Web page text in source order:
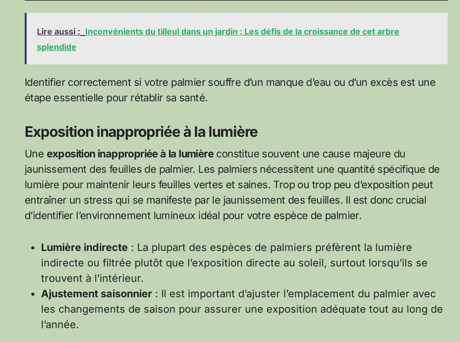
Lire aussi : Inconvénients du tilleul dans un jardin : Les défis de la croissance de cet arbre
splendide
Identifier correctement si votre palmier souffre d’un manque d’eau ou d’un excès est une
étape essentielle pour rétablir sa santé.
Exposition inappropriée à la lumière
Une exposition inappropriée à la lumièreconstitue souvent une cause majeure du
jaunissement des feuilles de palmier. Les palmiers nécessitent une quantité spécifique de
lumière pour maintenir leurs feuilles vertes et saines. Trop ou trop peu d’exposition peut
entraîner un stress qui se manifeste par le jaunissement des feuilles. Il est donc crucial
d’identifier l’environnement lumineux idéal pour votre espèce de palmier.
Lumière indirecte : La plupart des espèces de palmiers préfèrent la lumière
indirecte ou filtrée plutôt que l’exposition directe au soleil, surtout lorsqu’ils se
trouvent à l’intérieur.
Ajustement saisonnier : Il est important d’ajuster l’emplacement du palmier avec
les changements de saison pour assurer une exposition adéquate tout au long de
l’année.